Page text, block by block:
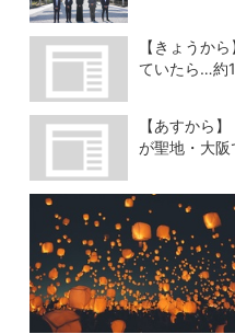
【きょうか
ていたら…約
【あすから
が聖地・大